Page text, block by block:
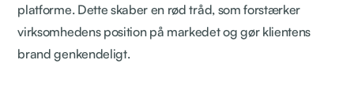
platforme. Dette skaber en rød tråd, som forstærker
virksomhedens position på markedet og gør klientens
brand genkendeligt.